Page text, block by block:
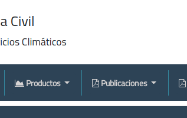
Productos Publicaciones